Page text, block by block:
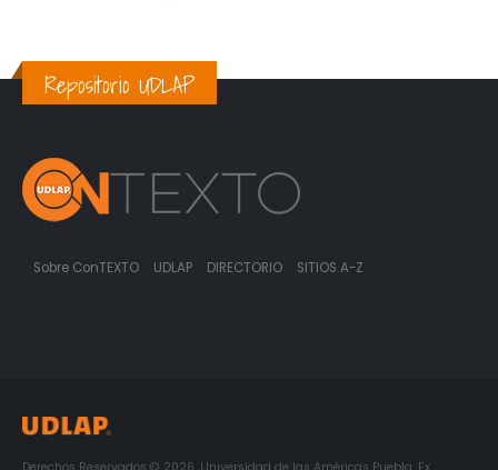
Repositorio UDLAP
Sobre ConTEXTO UDLAP DIRECTORIO SITIOS A-Z